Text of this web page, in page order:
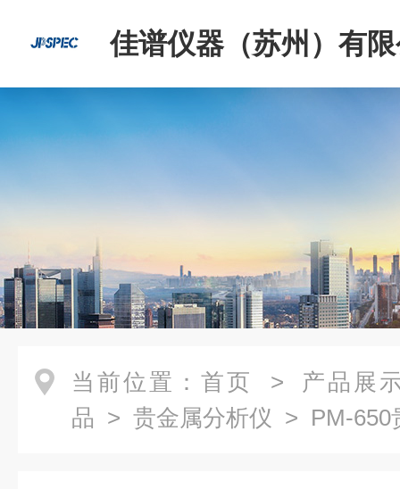
佳谱仪器（苏州）有
当前位置： 首页 > 产品展
品 > 贵金属分析仪 > PM-650